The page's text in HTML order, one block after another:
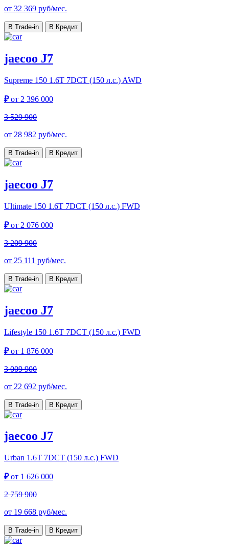
от 32 369 руб/мес.
В Trade-in В Кредит
jaecoo J7
Supreme 150 1.6T 7DCT (150 л.с.) AWD
₽от 2 396 000
3 529 900
от 28 982 руб/мес.
В Trade-in В Кредит
jaecoo J7
Ultimate 150 1.6T 7DCT (150 л.с.) FWD
₽от 2 076 000
3 209 900
от 25 111 руб/мес.
В Trade-in В Кредит
jaecoo J7
Lifestyle 150 1.6T 7DCT (150 л.с.) FWD
₽от 1 876 000
3 009 900
от 22 692 руб/мес.
В Trade-in В Кредит
jaecoo J7
Urban 1.6T 7DCT (150 л.с.) FWD
₽от 1 626 000
2 759 900
от 19 668 руб/мес.
В Trade-in В Кредит